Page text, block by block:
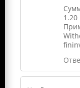
1.20